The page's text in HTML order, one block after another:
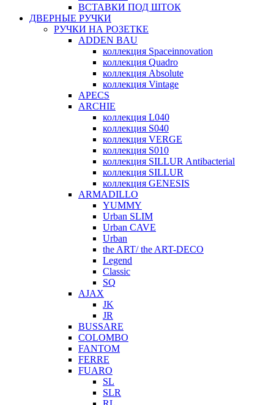
ВСТАВКИ ПОД ШТОК
ДВЕРНЫЕ РУЧКИ
РУЧКИ НА РОЗЕТКЕ
ADDEN BAU
коллекция Spaceinnovation
коллекция Quadro
коллекция Absolute
коллекция Vintage
APECS
ARCHIE
коллекция L040
коллекция S040
коллекция VERGE
коллекция S010
коллекция SILLUR Antibacterial
коллекция SILLUR
коллекция GENESIS
ARMADILLO
YUMMY
Urban SLIM
Urban CAVE
Urban
the ART/ the ART-DECO
Legend
Classic
SQ
AJAX
JK
JR
BUSSARE
COLOMBO
FANTOM
FERRE
FUARO
SL
SLR